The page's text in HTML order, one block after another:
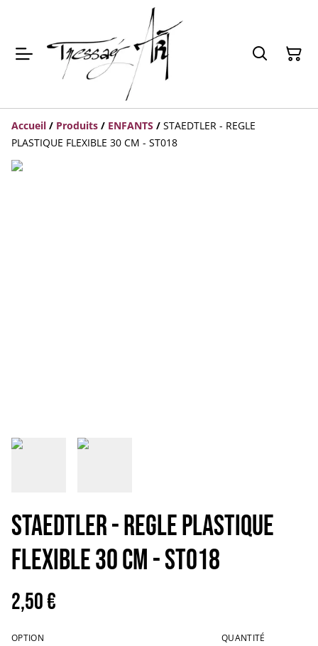
Accueil / Produits / ENFANTS / STAEDTLER - REGLE
PLASTIQUE FLEXIBLE 30 CM - ST018
STAEDTLER - REGLE PLASTIQUE
FLEXIBLE 30 CM - ST018
2,50 €
OPTION QUANTITÉ